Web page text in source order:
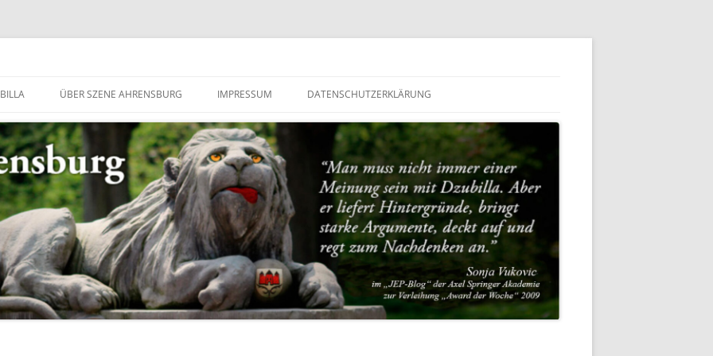
ÜBER SZENE AHRENSBURG IMPRESSUM DATENSCHUTZERKLÄRUNG